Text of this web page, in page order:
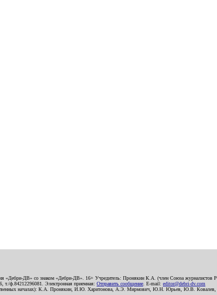
«Дебри-ДВ» со знаком «Дебри-ДВ». 16+ Учредитель: Пронякин К.А. (член Союза
т./ф.84212296081. Электронная приемная: Отправить сообщение . E-mail: editor@debri-dv.com
началах): К.А. Пронякин, И.Ю. Харитонова, А.Э. Мирмович, Ю.Н. Юрьев, Ю.В.